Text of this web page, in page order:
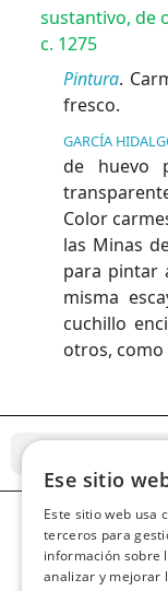
sustantivo, de
c. 1275
Pintura.
fresco.
GARCÍA
de huevo
Color
las Minas
para pintar
misma
cuchillo
otros, como
Ese sitio
Este sitio web usa
terceros para
información sobre
analizar y mejorar